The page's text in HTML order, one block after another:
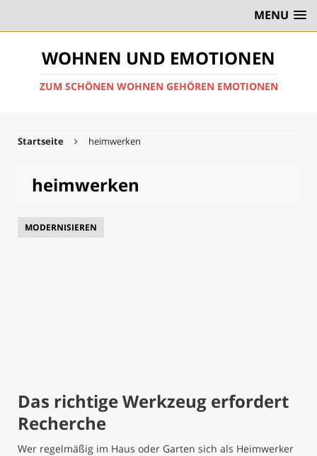
MENU
WOHNEN UND EMOTIONEN
ZUM SCHÖNEN WOHNEN GEHÖREN EMOTIONEN
Startseite heimwerken
heimwerken
MODERNISIEREN
Das richtige Werkzeug erfordert
Recherche
Wer regelmäßig im Haus oder Garten sich als Heimwerker